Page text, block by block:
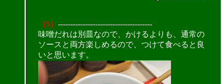
（5） --------------------------------------
味噌だれは別皿なので、かけるよりも、通常の
ソースと両方楽しめるので、つけて食べると良
いと思います。